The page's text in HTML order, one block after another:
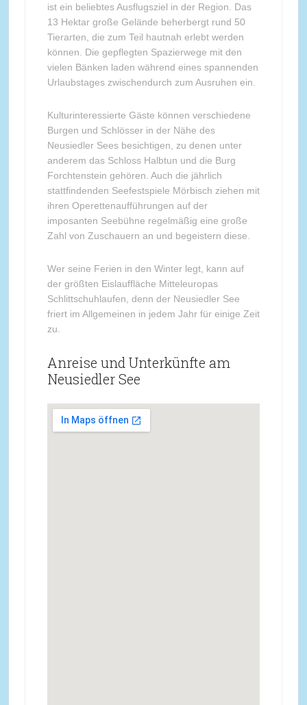
ist ein beliebtes Ausflugsziel in der Region. Das
13 Hektar große Gelände beherbergt rund 50
Tierarten, die zum Teil hautnah erlebt werden
können. Die gepflegten Spazierwege mit den
vielen Bänken laden während eines spannenden
Urlaubstages zwischendurch zum Ausruhen ein.
Kulturinteressierte Gäste können verschiedene
Burgen und Schlösser in der Nähe des
Neusiedler Sees besichtigen, zu denen unter
anderem das Schloss Halbtun und die Burg
Forchtenstein gehören. Auch die jährlich
stattfindenden Seefestspiele Mörbisch ziehen mit
ihren Operettenaufführungen auf der
imposanten Seebühne regelmäßig eine große
Zahl von Zuschauern an und begeistern diese.
Wer seine Ferien in den Winter legt, kann auf
der größten Eislauffläche Mitteleuropas
Schlittschuhlaufen, denn der Neusiedler See
friert im Allgemeinen in jedem Jahr für einige Zeit
zu.
Anreise und Unterkünfte am
Neusiedler See